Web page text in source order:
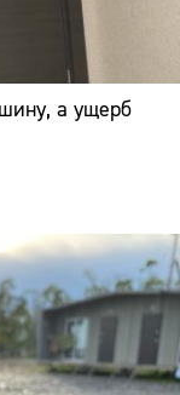
а ущерб